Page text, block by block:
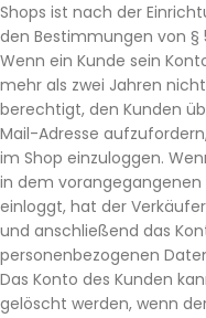
Shops ist nach der
den Bestimmungen von §
Wenn ein Kunde sein
mehr als zwei Jahren
berechtigt, den Kunden
Mail-Adresse
im Shop einzuloggen.
in dem vorangegangenen
einloggt, hat der
und anschließend das
personenbezogenen
Das Konto des Kunden
gelöscht werden, wenn